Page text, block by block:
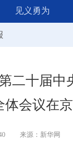
见义勇为
二十届中
体会议在
来源：新华网